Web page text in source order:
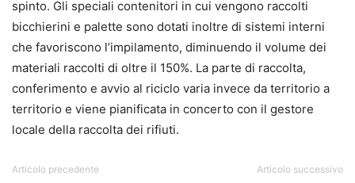
spinto. Gli speciali contenitori in cui vengono raccolti
bicchierini e palette sono dotati inoltre di sistemi interni
che favoriscono l’impilamento, diminuendo il volume dei
materiali raccolti di oltre il 150%. La parte di raccolta,
conferimento e avvio al riciclo varia invece da territorio a
territorio e viene pianificata in concerto con il gestore
locale della raccolta dei rifiuti.
Articolo precedente Articolo successivo